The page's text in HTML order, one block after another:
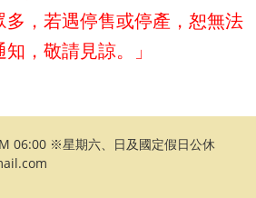
多，若遇停售或停產，恕無法
知，敬請見諒。」
06:00 ※星期六、日及國定假日公休